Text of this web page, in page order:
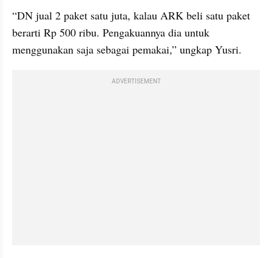
“DN jual 2 paket satu juta, kalau ARK beli satu paket
berarti Rp 500 ribu. Pengakuannya dia untuk
menggunakan saja sebagai pemakai,” ungkap Yusri.
ADVERTISEMENT